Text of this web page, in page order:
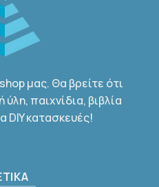
μας. Θα βρείτε ότι
παιχνίδια, βιβλία
DIY κατασκευές!